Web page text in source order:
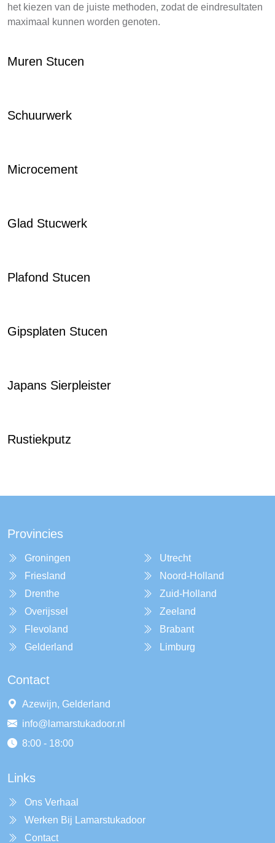
het kiezen van de juiste methoden, zodat de eindresultaten
maximaal kunnen worden genoten.
Muren Stucen
Schuurwerk
Microcement
Glad Stucwerk
Plafond Stucen
Gipsplaten Stucen
Japans Sierpleister
Rustiekputz
Provincies
Groningen
Friesland
Drenthe
Overijssel
Flevoland
Gelderland
Utrecht
Noord-Holland
Zuid-Holland
Zeeland
Brabant
Limburg
Contact
Azewijn, Gelderland
info@lamarstukadoor.nl
8:00 - 18:00
Links
Ons Verhaal
Werken Bij Lamarstukadoor
Contact